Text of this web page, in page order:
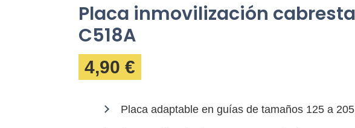
Placa inmovilización
C518A
4,90 €
Placa adaptable en guías de tamaños 125 a